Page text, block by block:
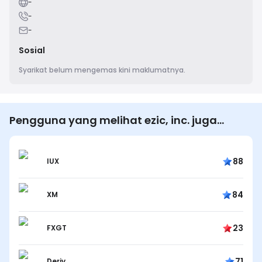
-
-
-
Sosial
Syarikat belum mengemas kini maklumatnya.
Pengguna yang melihat ezic, inc. juga
melihat…
IUX 88
XM 84
FXGT 23